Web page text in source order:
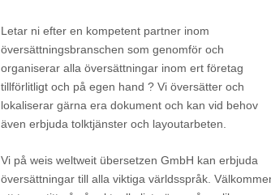
Letar ni efter en kompetent partner inom
översättningsbranschen som genomför och
organiserar alla översättningar inom ert företag
tillförlitligt och på egen hand ? Vi översätter och
lokaliserar gärna era dokument och kan vid behov
även erbjuda tolktjänster och layoutarbeten.
Vi på weis weltweit übersetzen GmbH kan erbjuda
översättningar till alla viktiga världsspråk.